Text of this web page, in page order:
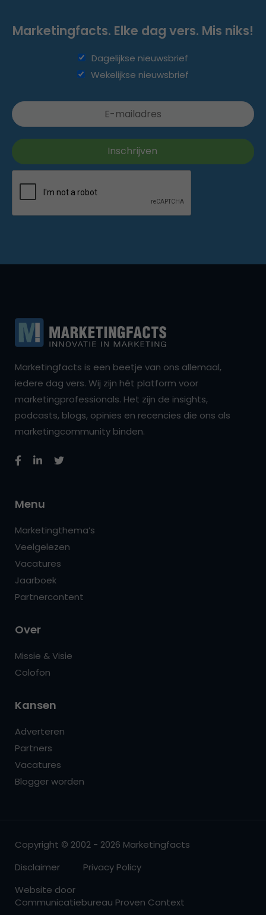
Marketingfacts. Elke dag vers. Mis niks!
Dagelijkse nieuwsbrief
Wekelijkse nieuwsbrief
Marketingfacts is een beetje van ons allemaal,
iedere dag vers. Wij zijn hét platform voor
marketingprofessionals. Het zijn de insights,
podcasts, blogs, opinies en recencies die ons als
marketingcommunity binden.
Menu
Marketingthema’s
Veelgelezen
Vacatures
Jaarboek
Partnercontent
Over
Missie & Visie
Colofon
Kansen
Adverteren
Partners
Vacatures
Blogger worden
Copyright © 2002 - 2026 Marketingfacts
Disclaimer
Privacy Policy
Website door
Communicatiebureau Proven Context